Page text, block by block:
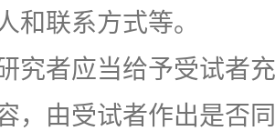
和联系方式等。
究者应当给予受试者
，由受试者作出是否